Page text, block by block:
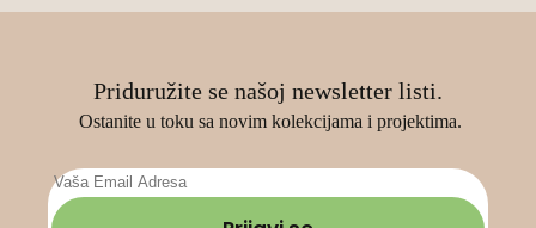
Priduružite se našoj newsletter listi.
Ostanite u toku sa novim kolekcijama i projektima.